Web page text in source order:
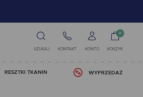
SZUKAJ KONTAKT KONTO
0
KOSZYK
RESZTKI TKANIN WYPRZEDAŻ